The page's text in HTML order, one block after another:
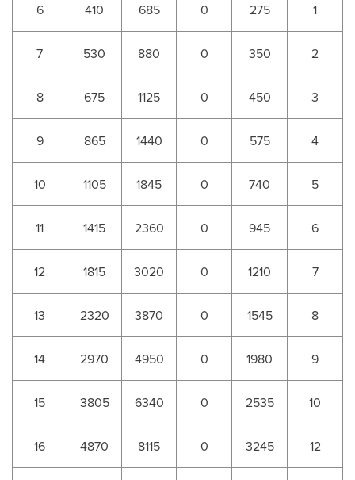
6 410 685 0 275 1
7 530 880 0 350 2
8 675 1125 0 450 3
9 865 1440 0 575 4
10 1105 1845 0 740 5
11 1415 2360 0 945 6
12 1815 3020 0 1210 7
13 2320 3870 0 1545 8
14 2970 4950 0 1980 9
15 3805 6340 0 2535 10
16 4870 8115 0 3245 12